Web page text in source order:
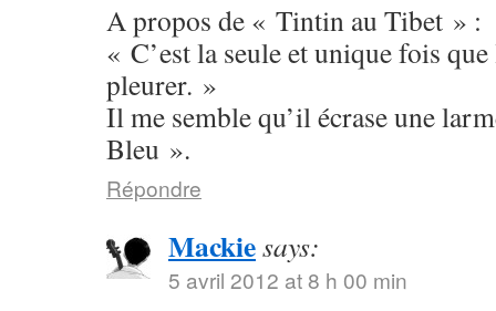
A propos de « Tintin au Tibet » :
« C’est la seule et unique fois
pleurer. »
Il me semble qu’il écrase une
Bleu ».
Répondre
Mackiesays:
5 avril 2012 at 8 h 00 min